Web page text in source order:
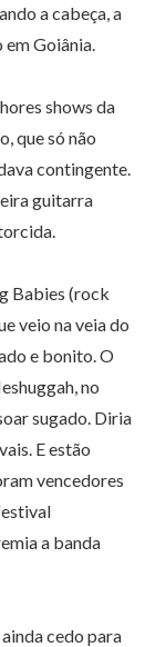
a cabeça, a
Goiânia.
shows da
que só não
contingente.
guitarra
Babies (rock
veio na veia do
e bonito. O
no
sugado. Diria
E estão
vencedores
a banda
cedo para